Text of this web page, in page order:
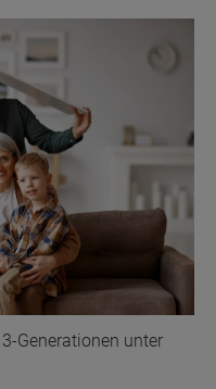
Generationen unter